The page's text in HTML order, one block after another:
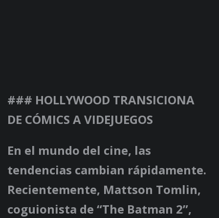
### HOLLYWOOD TRANSICIONA
DE CÓMICS A VIDEJUEGOS
En el mundo del cine, las
tendencias cambian rápidamente.
Recientemente, Mattson Tomlin,
coguionista de “The Batman 2”,